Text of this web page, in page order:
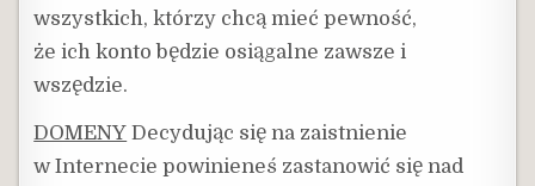
wszystkich, którzy chcą mieć pewność,
że ich konto będzie osiągalne zawsze i
wszędzie.
DOMENY Decydując się na zaistnienie
w Internecie powinieneś zastanowić się nad